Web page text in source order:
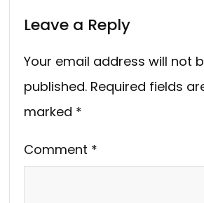
Leave a Reply
Your email address will not
published. Required fields
marked *
Comment *